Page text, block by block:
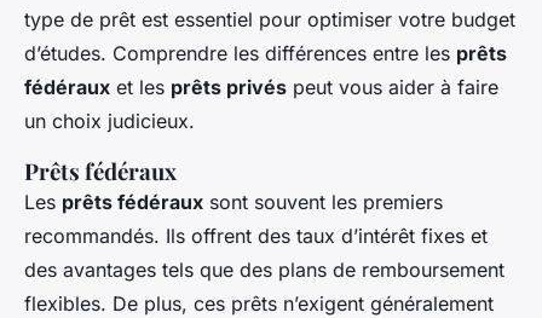
type de prêt est essentiel pour optimiser votre budget
d’études. Comprendre les différences entre les prêts
fédéraux et les prêts privés peut vous aider à faire
un choix judicieux.
Prêts fédéraux
Les prêts fédéraux sont souvent les premiers
recommandés. Ils offrent des taux d’intérêt fixes et
des avantages tels que des plans de remboursement
flexibles. De plus, ces prêts n’exigent généralement